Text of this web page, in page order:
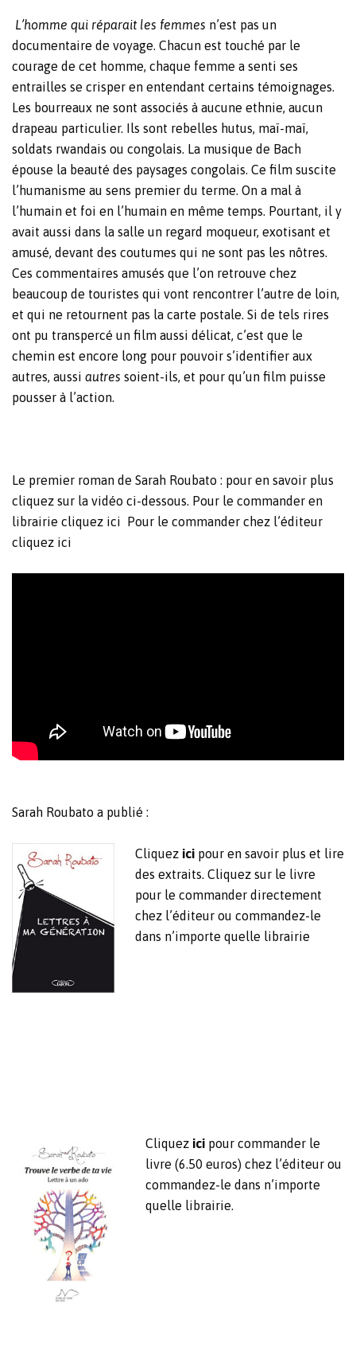
L’homme qui réparait les femmes n’est pas un
documentaire de voyage. Chacun est touché par le
courage de cet homme, chaque femme a senti ses
entrailles se crisper en entendant certains témoignages.
Les bourreaux ne sont associés à aucune ethnie, aucun
drapeau particulier. Ils sont rebelles hutus, maï-maï,
soldats rwandais ou congolais. La musique de Bach
épouse la beauté des paysages congolais. Ce film suscite
l’humanisme au sens premier du terme. On a mal à
l’humain et foi en l’humain en même temps. Pourtant, il y
avait aussi dans la salle un regard moqueur, exotisant et
amusé, devant des coutumes qui ne sont pas les nôtres.
Ces commentaires amusés que l’on retrouve chez
beaucoup de touristes qui vont rencontrer l’autre de loin,
et qui ne retournent pas la carte postale. Si de tels rires
ont pu transpercé un film aussi délicat, c’est que le
chemin est encore long pour pouvoir s’identifier aux
autres, aussi autres soient-ils, et pour qu’un film puisse
pousser à l’action.
Le premier roman de Sarah Roubato : pour en savoir plus
cliquez sur la vidéo ci-dessous. Pour le commander en
librairie cliquez ici Pour le commander chez l’éditeur
cliquez ici
Sarah Roubato a publié :
Cliquez ici pour en savoir plus et lire
des extraits. Cliquez sur le livre
pour le commander directement
chez l’éditeur ou commandez-le
dans n’importe quelle librairie
Cliquez ici pour commander le
livre (6.50 euros) chez l’éditeur ou
commandez-le dans n’importe
quelle librairie.